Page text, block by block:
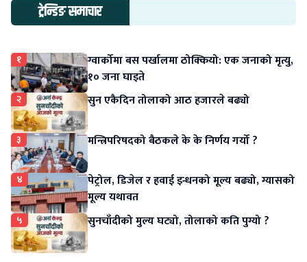
ट्रेन्डिङ समाचार
१
ग्वार्कोमा बस पर्खालमा ठोक्कियो: एक जनाको मृत्यु,
१० जना घाइते
२ सुन एकैदिन तोलाको आठ हजारले बढ्यो
३ मन्त्रिपरिषदको बैठकले के के निर्णय गर्यो ?
४
पेट्रोल, डिजेल र हवाई इन्धनको मूल्य बढ्यो, ग्यासको
मूल्य यथावत
५ सुनचाँदीको मुल्य घट्यो, तोलाको कति पुग्यो ?